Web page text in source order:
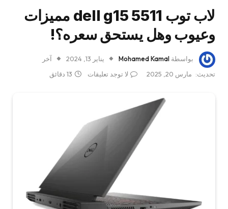
لاب توب dell g15 5511 مميزات
وعيوب وهل يستحق سعره؟!
بواسطة Mohamed Kamal يناير 13, 2024
آخر
تحديث: مارس 20, 2025 لا توجد تعليقات 13 دقائق